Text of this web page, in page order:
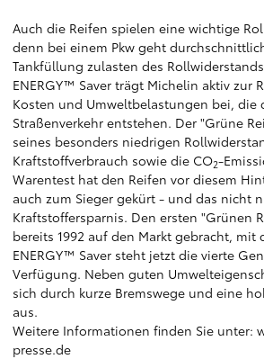
Auch die Reifen spielen eine wichtige
denn bei einem Pkw geht
Tankfüllung zulasten des
ENERGY™ Saver trägt Michelin aktiv zur
Kosten und Umweltbelastungen bei, die
Straßenverkehr entstehen. Der "Grüne
seines besonders niedrigen
Kraftstoffverbrauch sowie die CO2-
Warentest hat den Reifen vor diesem
auch zum Sieger gekürt - und das nicht
Kraftstoffersparnis. Den ersten "Grünen
bereits 1992 auf den Markt gebracht, mit
ENERGY™ Saver steht jetzt die vierte
Verfügung. Neben guten
sich durch kurze Bremswege und eine
aus.
Weitere Informationen finden Sie unter:
presse.de